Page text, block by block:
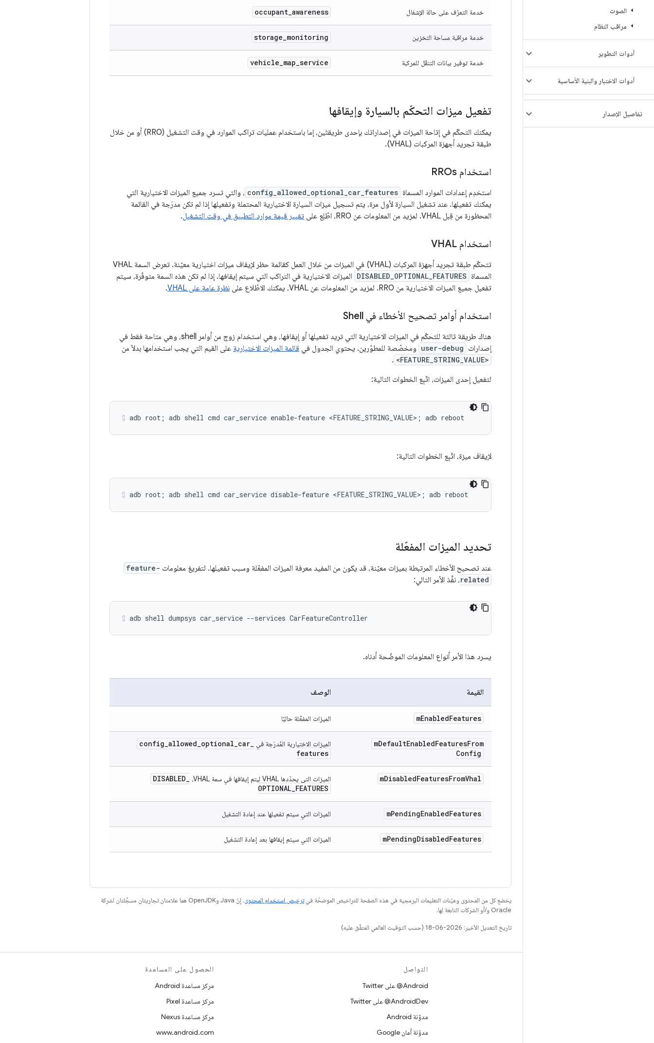
الصوت
مراقب النظام
أدوات التطوير
أدوات الاختبار والبنية الأساسية
تفاصيل الإصدار
خدمة التعرّف على حالة الإشغال occupant_awareness
خدمة مراقبة مساحة التخزين storage_monitoring
خدمة توفير بيانات التنقّل للمركبة vehicle_map_service
تفعيل ميزات التحكّم بالسيارة وإيقافها
يمكنك التحكّم في إتاحة الميزات في إصداراتك بإحدى طريقتَين، إما باستخدام عمليات تراكب الموارد في وقت التشغيل (RRO) أو من خلال
طبقة تجريد أجهزة المركبات (VHAL).
استخدام RROs
استخدِم إعدادات الموارد المسماة config_allowed_optional_car_features ، والتي تسرد جميع الميزات الاختيارية التي
يمكنك تفعيلها. عند تشغيل السيارة لأول مرة، يتم تسجيل ميزات السيارة الاختيارية المحتملة وتفعيلها إذا لم تكن مدرَجة في القائمة
المحظورة من قِبل VHAL. لمزيد من المعلومات عن RRO، اطّلِع على
تغيير قيمة موارد التطبيق في وقت التشغيل.
استخدام VHAL
تتحكّم طبقة تجريد أجهزة المركبات (VHAL) في الميزات من خلال العمل كقائمة حظر لإيقاف ميزات اختيارية معيّنة. تعرض السمة VHAL
المسماة DISABLED_OPTIONAL_FEATURES الميزات الاختيارية في التراكب التي سيتم إيقافها. إذا لم تكن هذه السمة متوفّرة، سيتم
تفعيل جميع الميزات الاختيارية من RRO. لمزيد من المعلومات عن VHAL، يمكنك الاطّلاع على
نظرة عامة على VHAL .
استخدام أوامر تصحيح الأخطاء في Shell
هناك طريقة ثالثة للتحكّم في الميزات الاختيارية التي تريد تفعيلها أو إيقافها، وهي استخدام زوج من أوامر shell، وهي متاحة فقط في
إصدارات user-debug ومخصّصة للمطوّرين. يحتوي الجدول في قائمة الميزات الاختيارية على القيم التي يجب استخدامها بدلاً من
<FEATURE_STRING_VALUE>
.
لتفعيل إحدى الميزات، اتّبِع الخطوات التالية:
لإيقاف ميزة، اتّبِع الخطوات التالية:
تحديد الميزات المفعّلة
عند تصحيح الأخطاء المرتبطة بميزات معيّنة، قد يكون من المفيد معرفة الميزات المفعّلة وسبب تفعيلها. لتفريغ معلومات feature-
related، نفِّذ الأمر التالي:
يسرد هذا الأمر أنواع المعلومات الموضّحة أدناه.
القيمة الوصف
mEnabledFeatures الميزات المفعَّلة حاليًا
mDefaultEnabledFeaturesFrom
Config
الميزات الاختيارية المُدرَجة في config_allowed_optional_car_
features
mDisabledFeaturesFromVhal الميزات التي يحدّدها VHAL ليتم إيقافها في سمة VHAL، DISABLED_
OPTIONAL_FEATURES
mPendingEnabledFeatures الميزات التي سيتم تفعيلها عند إعادة التشغيل
mPendingDisabledFeatures الميزات التي سيتم إيقافها بعد إعادة التشغيل
يخضع كل من المحتوى وعيّنات التعليمات البرمجية في هذه الصفحة للتراخيص الموضحّة فيترخيص استخدام المحتوى
. إنّ Java وOpenJDK هما علامتان تجاريتان مسجَّلتان لشركة
Oracle و/أو الشركات التابعة لها.
تاريخ التعديل الأخير: 2026-06-18 (حسب التوقيت العالمي المتفَّق عليه)
التواصل
‎@Android على Twitter
‎@AndroidDev على Twitter
مدوّنة Android
مدوّنة أمان Google
الحصول على المساعدة
مركز مساعدة Android
مركز مساعدة Pixel
مركز مساعدة Nexus
www.android.com